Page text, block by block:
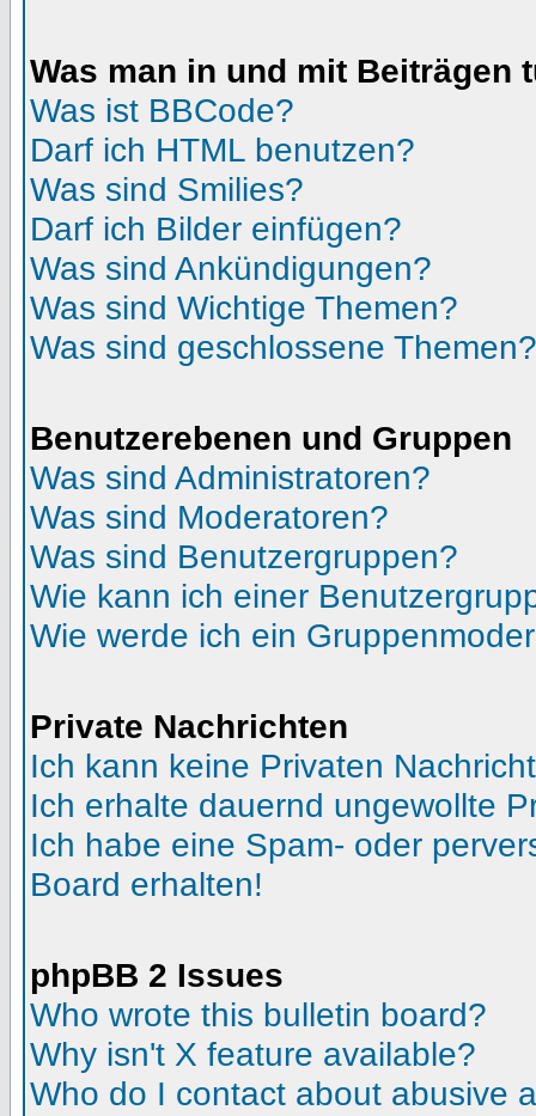
Was man in und mit Beiträgen
Was ist BBCode?
Darf ich HTML benutzen?
Was sind Smilies?
Darf ich Bilder einfügen?
Was sind Ankündigungen?
Was sind Wichtige Themen?
Was sind geschlossene Themen?
Benutzerebenen und Gruppen
Was sind Administratoren?
Was sind Moderatoren?
Was sind Benutzergruppen?
Wie kann ich einer
Wie werde ich ein
Private Nachrichten
Ich kann keine Privaten
Ich erhalte dauernd ungewollte
Ich habe eine Spam- oder
Board erhalten!
phpBB 2 Issues
Who wrote this bulletin board?
Why isn't X feature available?
Who do I contact about abusive